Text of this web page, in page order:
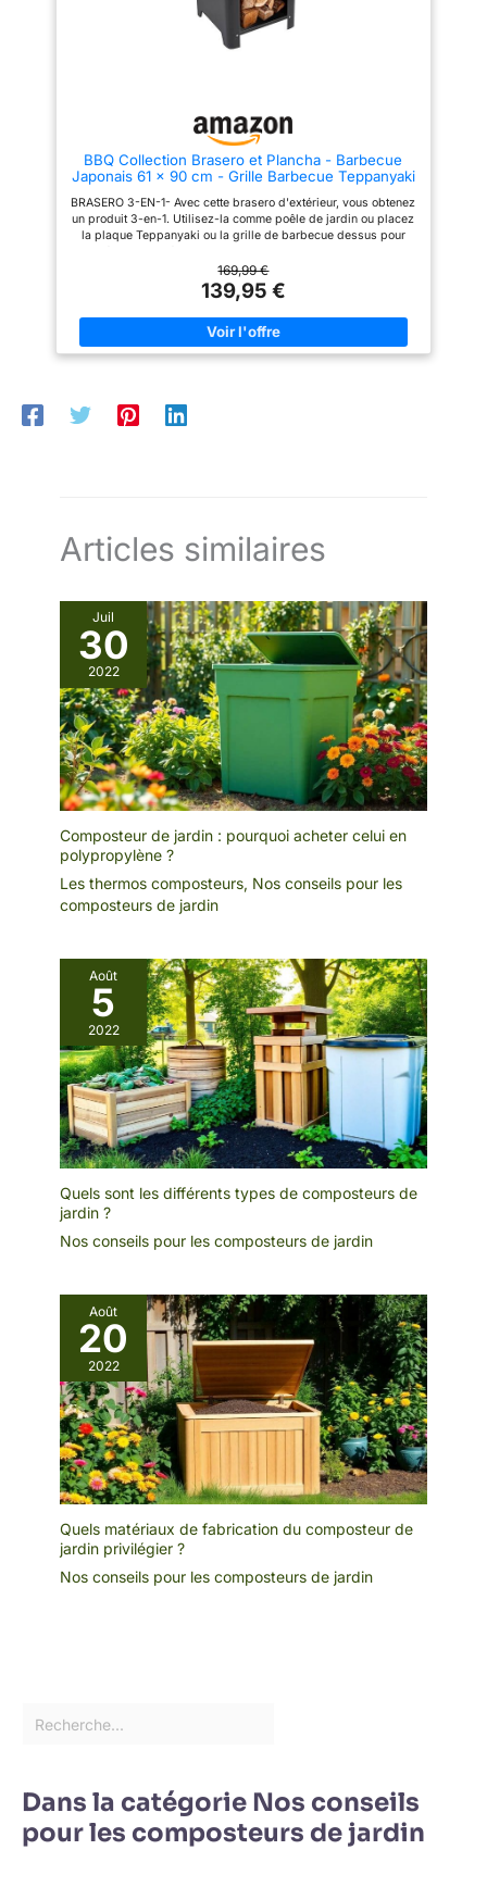
original. Vous pourriez l'installé
conçu dans une taille compacte,
pas trop grande. Petit, léger et
facile à transporter, Le brasero
pour jardin convient également
en plein air
BBQ Collection Brasero et Plancha - Barbecue
Japonais 61 x 90 cm - Grille Barbecue Teppanyaki
Exterieur - Métal
BRASERO 3-EN-1- Avec cette brasero d'extérieur, vous obtenez
un produit 3-en-1. Utilisez-la comme poêle de jardin ou placez
la plaque Teppanyaki ou la grille de barbecue dessus pour
brasero est livré avec une plaque Teppanyaki spéciale. Le
Teppanyaki est un style de cuisson japonais où la viande et les
légumes sont grillés sur une plaque de fer sans huile ni beurre.
GRILLE BARBECUE INCLUSE - En plus d'une plaque
Teppanyaki, une grille de barbecue est également fournie que
vous placez au centre du brasero. Utilisez-la ensuite pour faire
seulement de la chaleur supplémentaire à votre espace
extérieur. ESPACE DE RANGEMENT POUR BOIS - Sous le
169,99 €
139,95 €
Articles similaires
Juil
30
2022
Composteur de jardin : pourquoi acheter celui en
polypropylène ?
Les thermos composteurs, Nos conseils pour les
composteurs de jardin
Août
5
2022
Quels sont les différents types de composteurs de
jardin ?
Nos conseils pour les composteurs de jardin
Août
20
2022
Quels matériaux de fabrication du composteur de
jardin privilégier ?
Nos conseils pour les composteurs de jardin
Dans la catégorie Nos conseils
pour les composteurs de jardin